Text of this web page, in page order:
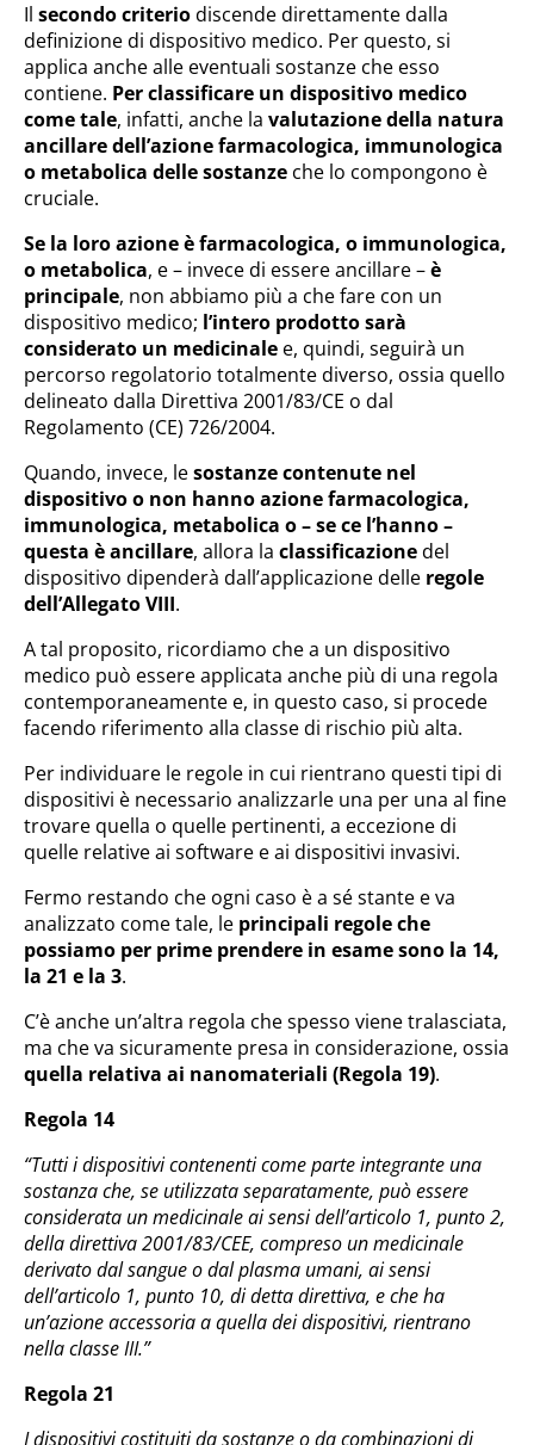
Il secondo criteriodiscende direttamente dalla
definizione di dispositivo medico. Per questo, si
applica anche alle eventuali sostanze che esso
contiene. Per classificare un dispositivo medico
come tale, infatti, anche la valutazione della natura
ancillare dell’azione farmacologica, immunologica
o metabolica delle sostanze che lo compongono è
cruciale.
Se la loro azione è farmacologica, o immunologica,
o metabolica, e – invece di essere ancillare –è
principale, non abbiamo più a che fare con un
dispositivo medico; l’intero prodotto sarà
considerato un medicinale e, quindi, seguirà un
percorso regolatorio totalmente diverso, ossia quello
delineato dalla Direttiva 2001/83/CE o dal
Regolamento (CE) 726/2004.
Quando, invece, lesostanze contenute nel
dispositivo o non hanno azione farmacologica,
immunologica, metabolica o – se ce l’hanno –
questa è ancillare, allora la classificazionedel
dispositivo dipenderà dall’applicazione delle regole
dell’Allegato VIII.
A tal proposito, ricordiamo che a un dispositivo
medico può essere applicata anche più di una regola
contemporaneamente e, in questo caso, si procede
facendo riferimento alla classe di rischio più alta.
Per individuare le regole in cui rientrano questi tipi di
dispositivi è necessario analizzarle una per una al fine
trovare quella o quelle pertinenti, a eccezione di
quelle relative ai software e ai dispositivi invasivi.
Fermo restando che ogni caso è a sé stante e va
analizzato come tale, le principali regole che
possiamo per prime prendere in esame sono la 14,
la 21 e la 3.
C’è anche un’altra regola che spesso viene tralasciata,
ma che va sicuramente presa in considerazione, ossia
quella relativa ai nanomateriali (Regola 19).
Regola 14
“Tutti i dispositivi contenenti come parte integrante una
sostanza che, se utilizzata separatamente, può essere
considerata un medicinale ai sensi dell’articolo 1, punto 2,
della direttiva 2001/83/CEE, compreso un medicinale
derivato dal sangue o dal plasma umani, ai sensi
dell’articolo 1, punto 10, di detta direttiva, e che ha
un’azione accessoria a quella dei dispositivi, rientrano
nella classe III.”
Regola 21
I dispositivi costituiti da sostanze o da combinazioni di